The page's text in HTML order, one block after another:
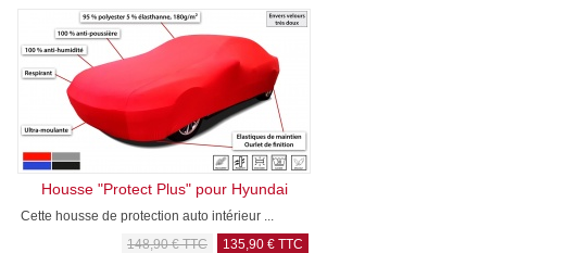
Housse "Protect Plus" pour Hyundai
Cette housse de protection auto intérieur ...
135,90 € TTC
148,90 € TTC